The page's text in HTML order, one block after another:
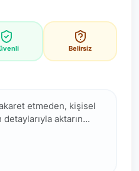
kullanıcı yorumlarına göre
Belirsiz